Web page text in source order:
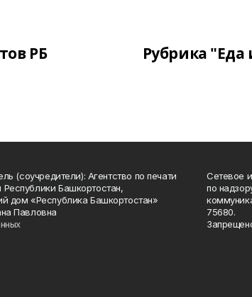
РБ Рубрика
(соучредители): Агентство по печати
Башкортостан,
дом «Республика Башкортостан»
Павловна
Сетевое
по
75680.